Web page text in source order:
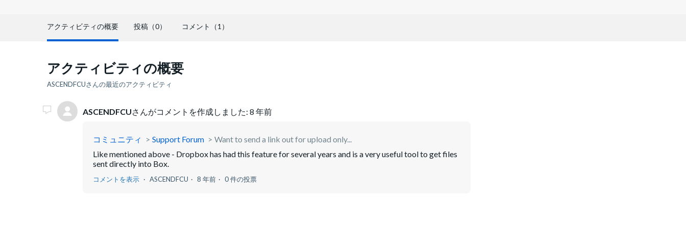
アクティビティの概要 投稿（0） コメント（1）
アクティビティの概要
ASCENDFCUさんの最近のアクティビティ
ASCENDFCUさんがコメントを作成しました: 8 年前
コミュニティ Support Forum
Want to send a link out for upload only...
Like mentioned above - Dropbox has had this feature for several years and is a very useful tool to get files
sent directly into Box.
コメントを表示 ASCENDFCU 8 年前 0 件の投票